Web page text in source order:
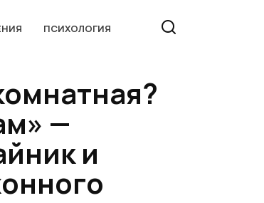
ПСИХОЛОГИЯ
—
и